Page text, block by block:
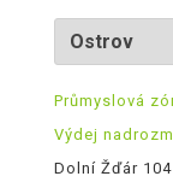
Průmyslová
Výdej
Dolní Žďár 104